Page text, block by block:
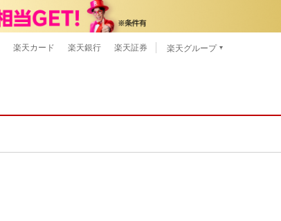
楽天カード 楽天銀行 楽天証券 楽天グループ